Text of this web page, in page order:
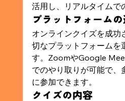
活用し、リアルタイムで
プラットフォームの
オンラインクイズを成功
切なプラットフォームを
す。ZoomやGoogle
でのやり取りが可能で、
に参加できます。
クイズの内容